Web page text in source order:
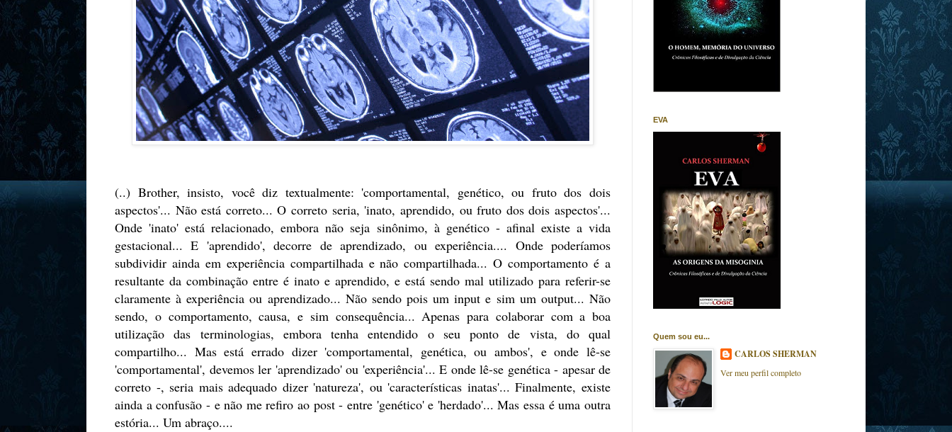
(..) Brother, insisto, você diz textualmente: 'comportamental, genético, ou fruto dos dois
aspectos'... Não está correto... O correto seria, 'inato, aprendido, ou fruto dos dois aspectos'...
Onde 'inato' está relacionado, embora não seja sinônimo, à genético - afinal existe a vida
gestacional... E 'aprendido', decorre de aprendizado, ou experiência.... Onde poderíamos
subdividir ainda em experiência compartilhada e não compartilhada... O comportamento é a
resultante da combinação entre é inato e aprendido, e está sendo mal utilizado para referir-se
claramente à experiência ou aprendizado... Não sendo pois um input e sim um output... Não
sendo, o comportamento, causa, e sim consequência... Apenas para colaborar com a boa
utilização das terminologias, embora tenha entendido o seu ponto de vista, do qual
compartilho... Mas está errado dizer 'comportamental, genética, ou ambos', e onde lê-se
'comportamental', devemos ler 'aprendizado' ou 'experiência'... E onde lê-se genética - apesar de
correto -, seria mais adequado dizer 'natureza', ou 'características inatas'... Finalmente, existe
ainda a confusão - e não me refiro ao post - entre 'genético' e 'herdado'... Mas essa é uma outra
estória... Um abraço....
EVA
Quem sou eu...
CARLOS SHERMAN
Ver meu perfil completo